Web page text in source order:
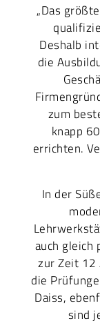
„Das
Deshalb
die
zum
knapp
errichten.
In der
auch gleich
zur Zeit 12
die
Daiss,
sind